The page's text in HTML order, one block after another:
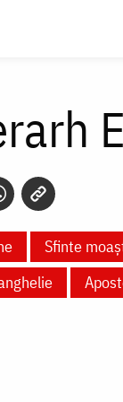
Sfinte